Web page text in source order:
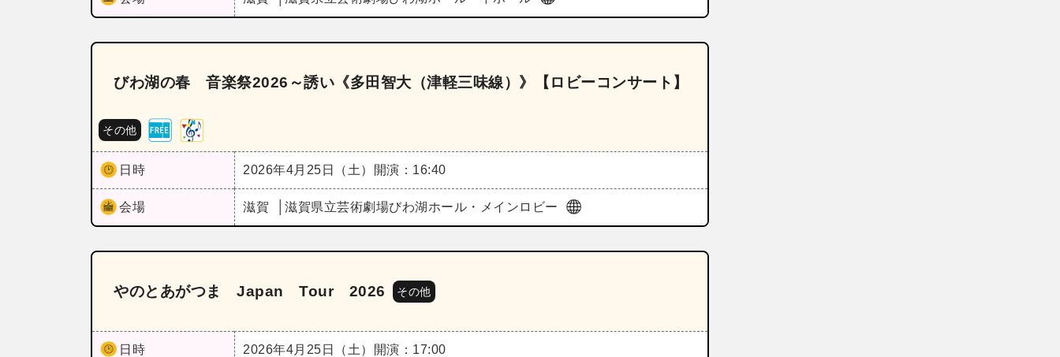
びわ湖の春 音楽祭2026～誘い《多田智大（津軽三味線）》【ロビーコンサート】
その他
日時 2026年4月25日（土） 開演：16:40
会場 滋賀 滋賀県立芸術劇場びわ湖ホール・メインロビー
やのとあがつま Japan Tour 2026 その他
日時 2026年4月25日（土） 開演：17:00